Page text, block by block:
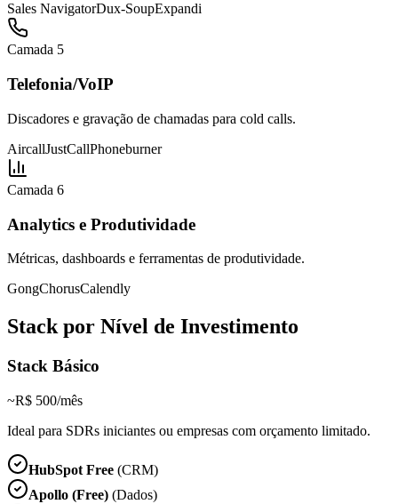
Sales NavigatorDux-SoupExpandi
Camada 5
Telefonia/VoIP
Discadores e gravação de chamadas para cold calls.
AircallJustCallPhoneburner
Camada 6
Analytics e Produtividade
Métricas, dashboards e ferramentas de produtividade.
GongChorusCalendly
Stack por Nível de Investimento
Stack Básico
~R$ 500/mês
Ideal para SDRs iniciantes ou empresas com orçamento limitado.
HubSpot Free (CRM)
Apollo (Free) (Dados)